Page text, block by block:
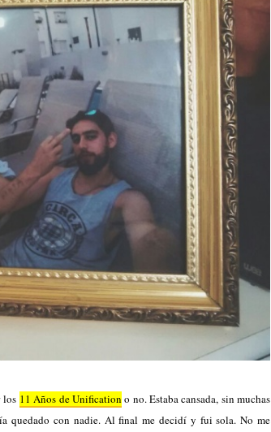
los 11 Años de Unification o no. Estaba cansada, sin muchas
quedado con nadie. Al final me decidí y fui sola. No me